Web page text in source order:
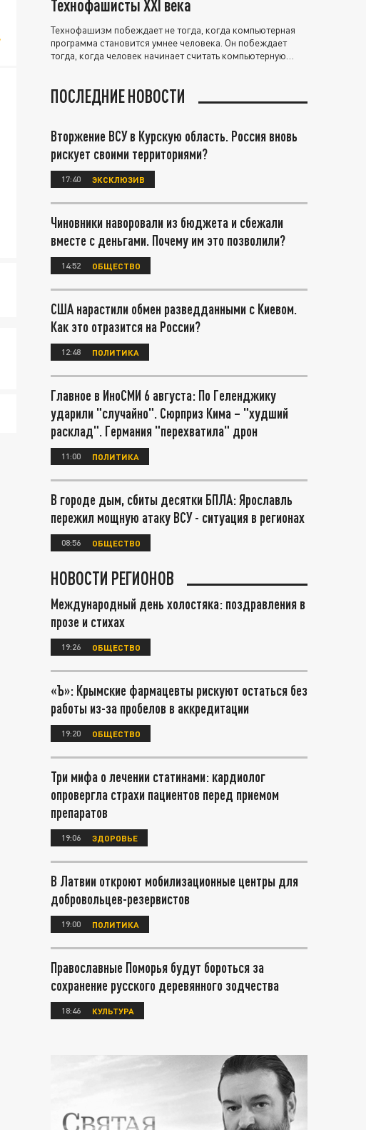
Технофашисты XXI века
Технофашизм побеждает не тогда, когда компьютерная
программа становится умнее человека. Он побеждает
тогда, когда человек начинает считать компьютерную
ПОСЛЕДНИЕ НОВОСТИ
Вторжение ВСУ в Курскую область. Россия вновь
рискует своими территориями?
17:40 ЭКСКЛЮЗИВ
Чиновники наворовали из бюджета и сбежали
вместе с деньгами. Почему им это позволили?
14:52 ОБЩЕСТВО
США нарастили обмен разведданными с Киевом.
Как это отразится на России?
12:48 ПОЛИТИКА
Главное в ИноСМИ 6 августа: По Геленджику
ударили "случайно". Сюрприз Кима – "худший
расклад". Германия "перехватила" дрон
11:00 ПОЛИТИКА
В городе дым, сбиты десятки БПЛА: Ярославль
пережил мощную атаку ВСУ - ситуация в регионах
08:56 ОБЩЕСТВО
НОВОСТИ РЕГИОНОВ
Международный день холостяка: поздравления в
прозе и стихах
19:26 ОБЩЕСТВО
«Ъ»: Крымские фармацевты рискуют остаться без
работы из-за пробелов в аккредитации
19:20 ОБЩЕСТВО
Три мифа о лечении статинами: кардиолог
опровергла страхи пациентов перед приемом
препаратов
19:06 ЗДОРОВЬЕ
В Латвии откроют мобилизационные центры для
добровольцев-резервистов
19:00 ПОЛИТИКА
Православные Поморья будут бороться за
сохранение русского деревянного зодчества
18:46 КУЛЬТУРА